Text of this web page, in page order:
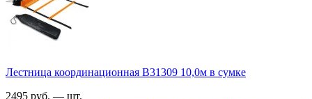
Лестница координационная B31309 10,0м в сумке
2495 руб. — шт.